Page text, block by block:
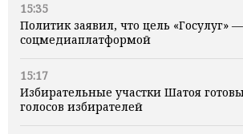
15:35
Политик заявил, что цель «Госулуг»
соцмедиаплатформой
15:17
Избирательные участки Шатоя
голосов избирателей